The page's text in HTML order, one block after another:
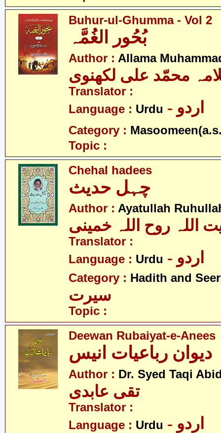
Buhur-ul-Ghumma - Vol 2
بُحُور الغُمَّہ
Author : Allama
محمّد علی لکھنوی
Translator :
Language : Urdu - اردو
Category :
Topic :
Chehal hadees
چہل حدیث
Author : Ayatullah
اللہ روح اللہ خمینی
Translator :
Language : Urdu - اردو
Category : Hadith and
سیرت
Topic :
Deewan Rubaiyat-e-Anees
دیوان رباعیات انیس
Author : Dr. Syed Taqi
تقی عابدی
Translator :
Language : Urdu - اردو